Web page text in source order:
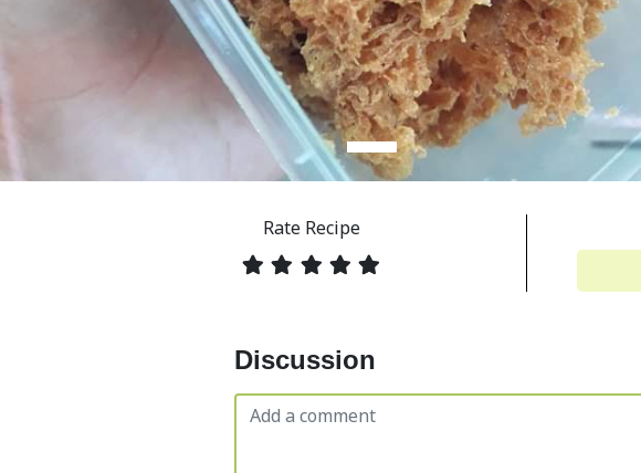
Rate Recipe
Discussion